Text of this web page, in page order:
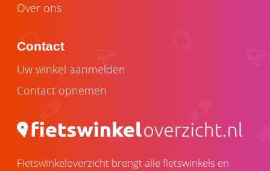
Over ons
Contact
Uw winkel aanmelden
Contact opnemen
Fietswinkeloverzicht brengt alle fietswinkels en